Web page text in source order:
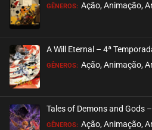
GÊNEROS: Ação, Animação,
A Will Eternal – 4ª
GÊNEROS: Ação, Animação,
Tales of Demons and Gods
GÊNEROS: Ação, Animação,